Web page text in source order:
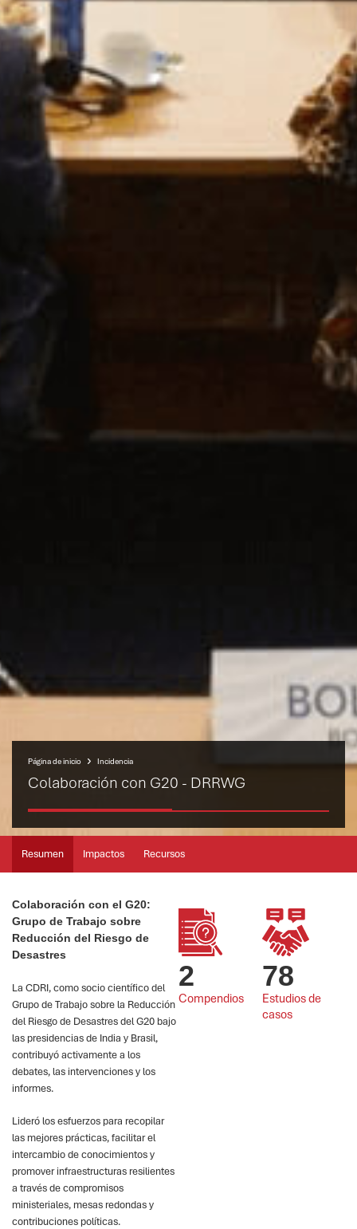
Página de inicio Incidencia
Colaboración con G20 - DRRWG
Resumen Impactos Recursos
Colaboración con el G20:
Grupo de Trabajo sobre
Reducción del Riesgo de
Desastres
La CDRI, como socio científico del
Grupo de Trabajo sobre la Reducción
del Riesgo de Desastres del G20 bajo
las presidencias de India y Brasil,
contribuyó activamente a los
debates, las intervenciones y los
informes.
Lideró los esfuerzos para recopilar
las mejores prácticas, facilitar el
intercambio de conocimientos y
promover infraestructuras resilientes
a través de compromisos
ministeriales, mesas redondas y
contribuciones políticas.
Compendios
2
Estudios de
casos
78